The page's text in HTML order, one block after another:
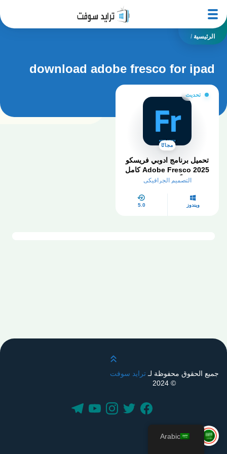
الرئيسية /
download adobe fresco for ipad
تحديث
مجانًا
تحميل برنامج ادوبي فريسكو
Adobe Fresco 2025 كامل
مجاناً من ميديا ​​فاير
التصميم الجرافيكي
ويندوز 5.0
قم بالتمرير لأعلى
جميع الحقوق محفوظة لـترايد سوفت
© 2024
Arabic